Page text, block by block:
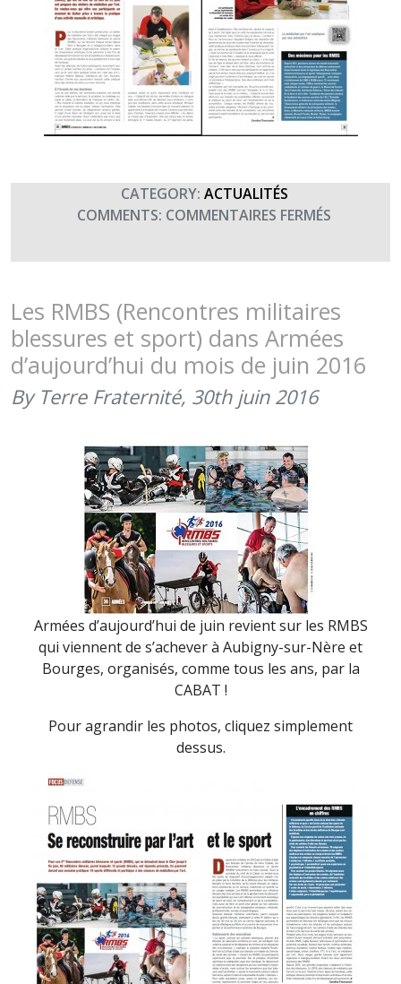
CATEGORY: ACTUALITÉS
COMMENTS: COMMENTAIRES FERMÉS
AUX
RMBS
(JUILLET
Les RMBS (Rencontres militaires
blessures et sport) dans Armées
d’aujourd’hui du mois de juin 2016
By Terre Fraternité, 30th juin 2016
Armées d’aujourd’hui de juin revient sur les RMBS
qui viennent de s’achever à Aubigny-sur-Nère et
Bourges, organisés, comme tous les ans, par la
CABAT !
Pour agrandir les photos, cliquez simplement
dessus.